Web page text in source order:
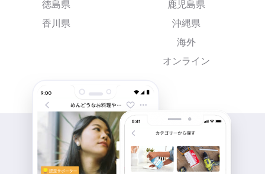
徳島県
香川県
鹿児島県
沖縄県
海外
オンライン